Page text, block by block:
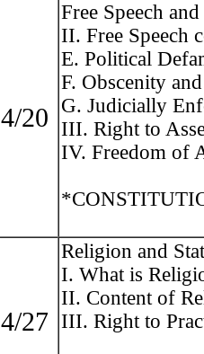
4/20
Free Speech
II. Free Speech
E. Political
F. Obscenity
G. Judicially
III. Right to
IV. Freedom of
4/27
Religion and
I. What is
II. Content of
III. Right to